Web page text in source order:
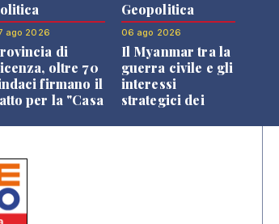
ago 2026
di
oltre 70
firmano il
per la "Casa
Geopolitica
06 ago 2026
Il Myanmar tra la
guerra civile e gli
interessi
strategici dei